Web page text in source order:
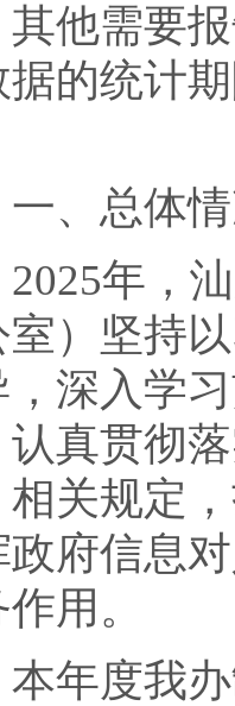
其他需要
的统计
总体情
年，汕
室）坚持
，深入学
认真贯彻
相关规定
政府信息
用。
度我办